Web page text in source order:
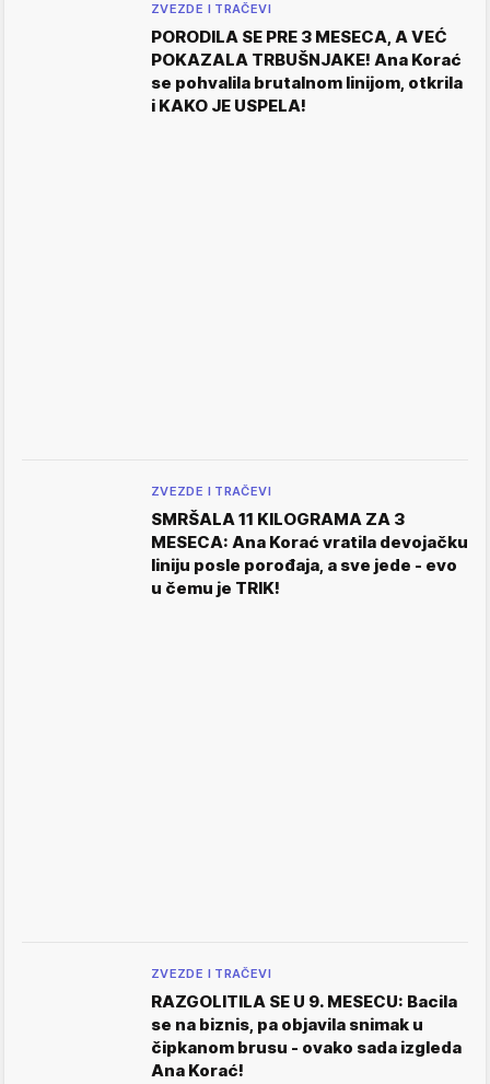
ZVEZDE I TRAČEVI
PORODILA SE PRE 3 MESECA, A VEĆ
POKAZALA TRBUŠNJAKE! Ana Korać
se pohvalila brutalnom linijom, otkrila
i KAKO JE USPELA!
ZVEZDE I TRAČEVI
SMRŠALA 11 KILOGRAMA ZA 3
MESECA: Ana Korać vratila devojačku
liniju posle porođaja, a sve jede - evo
u čemu je TRIK!
ZVEZDE I TRAČEVI
RAZGOLITILA SE U 9. MESECU: Bacila
se na biznis, pa objavila snimak u
čipkanom brusu - ovako sada izgleda
Ana Korać!